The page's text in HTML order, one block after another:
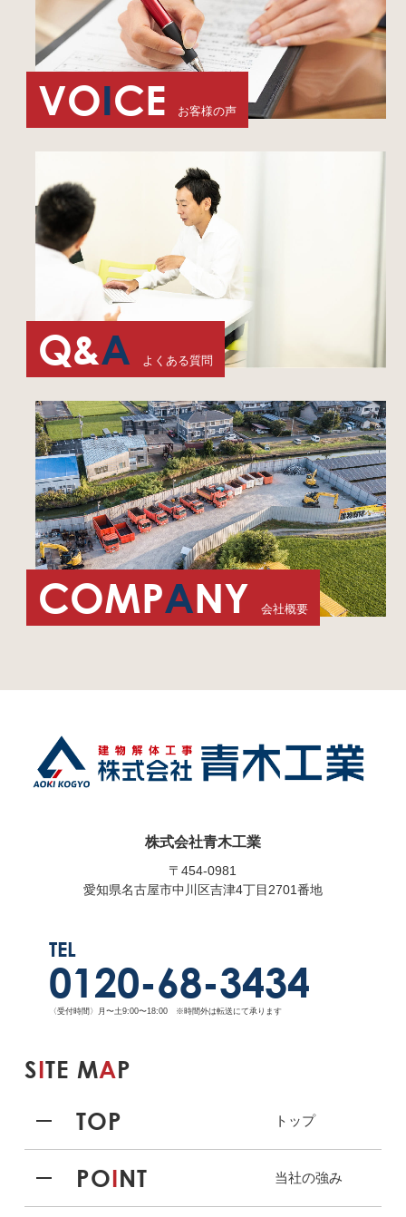
VOICE お客様の声
Q&A よくある質問
COMPANY 会社概要
株式会社青木工業
〒454-0981
愛知県名古屋市中川区吉津4丁目2701番地
TEL
0120-68-3434
〈受付時間〉月〜土9:00〜18:00 ※時間外は転送にて承ります
SITE MAP
TOP
トップ
POINT 当社の強み